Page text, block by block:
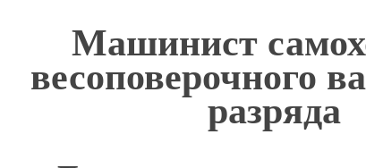
Машинист
весоповерочного
разряда